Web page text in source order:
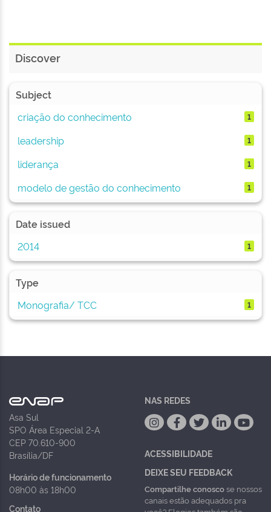
Discover
Subject
criação do conhecimento
1
leadership 1
liderança 1
modelo de gestão do conhecimento 1
Date issued
2014
1
Type
Monografia/ TCC
1
Asa Sul
SPO Área Especial 2-A
CEP 70.610-900
Brasília/DF
Horário de funcionamento
08h00 às 18h00
Contato
NAS REDES
ACESSIBILIDADE
DEIXE SEU FEEDBACK
Compartilhe conoscose nossos
canais estão adequados pra